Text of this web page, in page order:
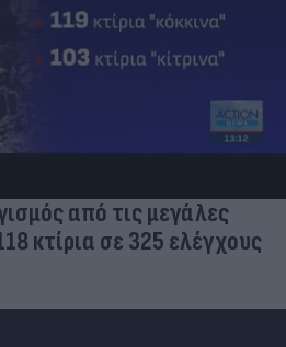
από τις μεγάλες
κτίρια σε 325 ελέγχους